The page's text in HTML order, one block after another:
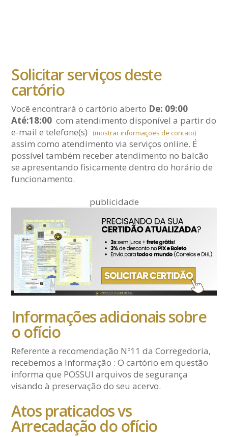
Solicitar serviços deste
cartório
Você encontrará o cartório aberto De: 09:00
Até:18:00 com atendimento disponível a partir do
e-maile telefone(s) (mostrar informações de contato)
assim como atendimento via serviços online. É
possível também receber atendimento no balcão
se apresentando fisicamente dentro do horário de
funcionamento.
publicidade
Informações adicionais sobre
o ofício
Referente a recomendação Nº11 da Corregedoria,
recebemos a Informação : O cartório em questão
informa que POSSUI arquivos de segurança
visando à preservação do seu acervo.
Atos praticados vs
Arrecadação do ofício